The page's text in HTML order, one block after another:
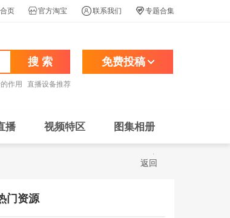
页 官方淘宝 联系我们 专题合集
搜 索 免费投稿
作用 直播设备推荐
播 视频特区 图集相册
返回
门资源